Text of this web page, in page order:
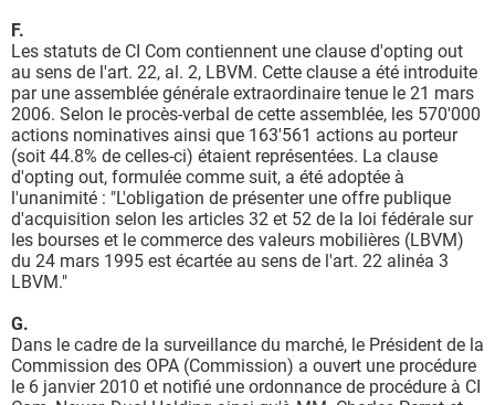
F.
Les statuts de CI Com contiennent une clause d'opting out
au sens de l'art. 22, al. 2, LBVM. Cette clause a été introduite
par une assemblée générale extraordinaire tenue le 21 mars
2006. Selon le procès-verbal de cette assemblée, les 570'000
actions nominatives ainsi que 163'561 actions au porteur
(soit 44.8% de celles-ci) étaient représentées. La clause
d'opting out, formulée comme suit, a été adoptée à
l'unanimité : "L'obligation de présenter une offre publique
d'acquisition selon les articles 32 et 52 de la loi fédérale sur
les bourses et le commerce des valeurs mobilières (LBVM)
du 24 mars 1995 est écartée au sens de l'art. 22 alinéa 3
LBVM."
G.
Dans le cadre de la surveillance du marché, le Président de la
Commission des OPA (Commission) a ouvert une procédure
le 6 janvier 2010 et notifié une ordonnance de procédure à CI